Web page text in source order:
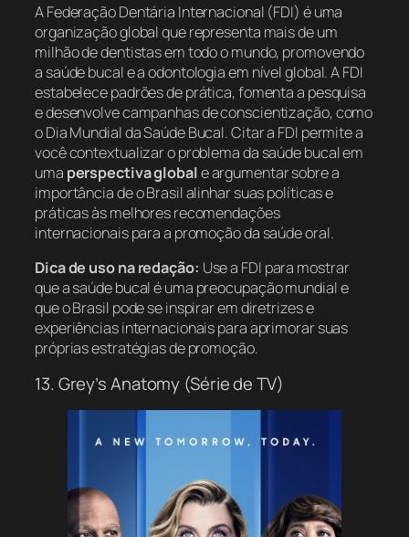
A Federação Dentária Internacional (FDI) é uma
organização global que representa mais de um
milhão de dentistas em todo o mundo, promovendo
a saúde bucal e a odontologia em nível global. A FDI
estabelece padrões de prática, fomenta a pesquisa
e desenvolve campanhas de conscientização, como
o Dia Mundial da Saúde Bucal. Citar a FDI permite a
você contextualizar o problema da saúde bucal em
uma perspectiva globale argumentar sobre a
importância de o Brasil alinhar suas políticas e
práticas às melhores recomendações
internacionais para a promoção da saúde oral.
Dica de uso na redação: Use a FDI para mostrar
que a saúde bucal é uma preocupação mundial e
que o Brasil pode se inspirar em diretrizes e
experiências internacionais para aprimorar suas
próprias estratégias de promoção.
13. Grey’s Anatomy (Série de TV)